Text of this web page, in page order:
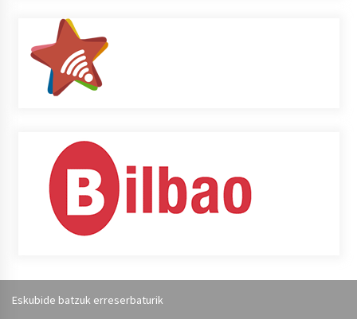
Eskubide batzuk erreserbaturik